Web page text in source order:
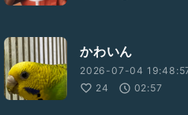
かわいん
2026-07-04
24
02:57